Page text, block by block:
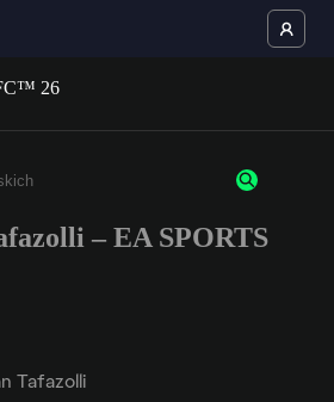
3 znaki lub cyfry.
– EA SPORTS
Tafazolli